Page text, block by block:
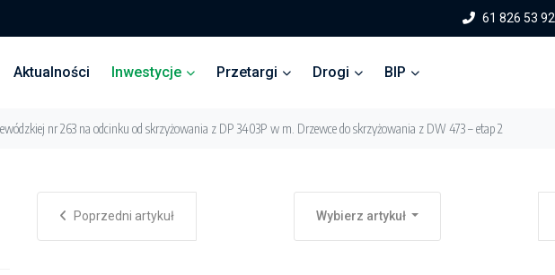
61 826 53 92
Aktualności Inwestycje Przetargi Drogi BIP
nr 263 na odcinku od skrzyżowania z DP 3403P w m. Drzewce do skrzyżowania z DW 473 – etap 2
Poprzedni artykuł Wybierz artykuł